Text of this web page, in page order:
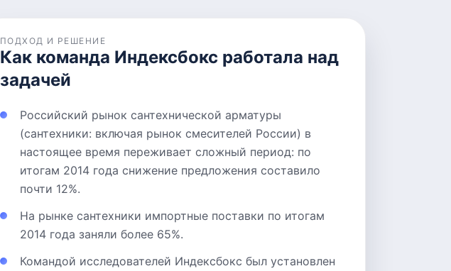
ПОДХОД И РЕШЕНИЕ
Как команда Индексбокс работала над
задачей
Российский рынок сантехнической арматуры
(сантехники: включая рынок смесителей России) в
настоящее время переживает сложный период: по
итогам 2014 года снижение предложения составило
почти 12%.
На рынке сантехники импортные поставки по итогам
2014 года заняли более 65%.
Командой исследователей Индексбокс был установлен